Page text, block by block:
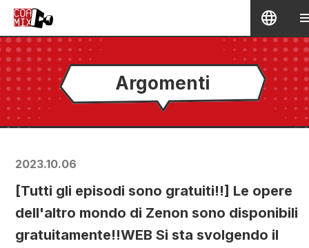
Argomenti
2023.10.06
[Tutti gli episodi sono gratuiti!!] Le opere
dell'altro mondo di Zenon sono disponibili
gratuitamente!!WEB Si sta svolgendo il